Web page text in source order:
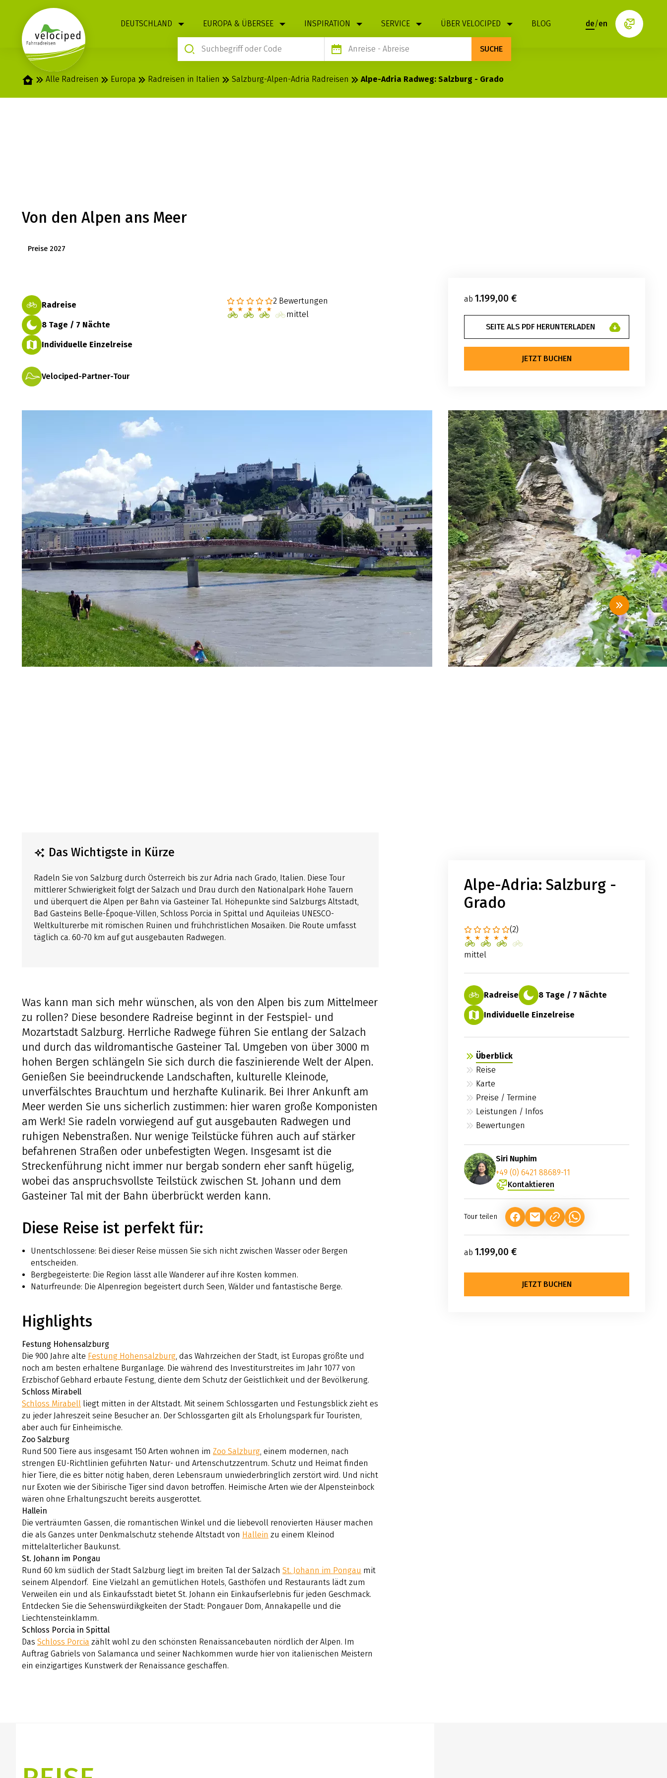
DEUTSCHLAND EUROPA & ÜBERSEE INSPIRATION SERVICE ÜBER VELOCIPED BLOG
Anreise - Abreise SUCHE
de/en
StartseiteAlle Radreisen Europa Radreisen in Italien Salzburg-Alpen-Adria Radreisen Alpe-Adria Radweg: Salzburg - Grado
Von den Alpen ans Meer
Preise 2027
Radreise
8 Tage / 7 Nächte
Individuelle Einzelreise
Velociped-Partner-Tour
2 Bewertungen
mittel
ab 1.199,00 €
SEITE ALS PDF HERUNTERLADEN
JETZT BUCHEN
Das Wichtigste in Kürze
Radeln Sie von Salzburg durch Österreich bis zur Adria nach Grado, Italien. Diese Tour
mittlerer Schwierigkeit folgt der Salzach und Drau durch den Nationalpark Hohe Tauern
und überquert die Alpen per Bahn via Gasteiner Tal. Höhepunkte sind Salzburgs Altstadt,
Bad Gasteins Belle-Époque-Villen, Schloss Porcia in Spittal und Aquileias UNESCO-
Weltkulturerbe mit römischen Ruinen und frühchristlichen Mosaiken. Die Route umfasst
täglich ca. 60-70 km auf gut ausgebauten Radwegen.
Was kann man sich mehr wünschen, als von den Alpen bis zum Mittelmeer
zu rollen? Diese besondere Radreise beginnt in der Festspiel- und
Mozartstadt Salzburg. Herrliche Radwege führen Sie entlang der Salzach
und durch das wildromantische Gasteiner Tal. Umgeben von über 3000 m
hohen Bergen schlängeln Sie sich durch die faszinierende Welt der Alpen.
Genießen Sie beeindruckende Landschaften, kulturelle Kleinode,
unverfälschtes Brauchtum und herzhafte Kulinarik. Bei Ihrer Ankunft am
Meer werden Sie uns sicherlich zustimmen: hier waren große Komponisten
am Werk! Sie radeln vorwiegend auf gut ausgebauten Radwegen und
ruhigen Nebenstraßen. Nur wenige Teilstücke führen auch auf stärker
befahrenen Straßen oder unbefestigten Wegen. Insgesamt ist die
Streckenführung nicht immer nur bergab sondern eher sanft hügelig,
wobei das anspruchsvollste Teilstück zwischen St. Johann und dem
Gasteiner Tal mit der Bahn überbrückt werden kann.
Diese Reise ist perfekt für:
Unentschlossene: Bei dieser Reise müssen Sie sich nicht zwischen Wasser oder Bergen
entscheiden.
Bergbegeisterte: Die Region lässt alle Wanderer auf ihre Kosten kommen.
Naturfreunde: Die Alpenregion begeistert durch Seen, Wälder und fantastische Berge.
Highlights
Festung Hohensalzburg
Die 900 Jahre alte Festung Hohensalzburg , das Wahrzeichen der Stadt, ist Europas größte und
noch am besten erhaltene Burganlage. Die während des Investiturstreites im Jahr 1077 von
Erzbischof Gebhard erbaute Festung, diente dem Schutz der Geistlichkeit und der Bevölkerung.
Schloss Mirabell
Schloss Mirabell liegt mitten in der Altstadt. Mit seinem Schlossgarten und Festungsblick zieht es
zu jeder Jahreszeit seine Besucher an. Der Schlossgarten gilt als Erholungspark für Touristen,
aber auch für Einheimische.
Zoo Salzburg
Rund 500 Tiere aus insgesamt 150 Arten wohnen imZoo Salzburg , einem modernen, nach
strengen EU-Richtlinien geführten Natur- und Artenschutzzentrum. Schutz und Heimat finden
hier Tiere, die es bitter nötig haben, deren Lebensraum unwiederbringlich zerstört wird. Und nicht
nur Exoten wie der Sibirische Tiger sind davon betroffen. Heimische Arten wie der Alpensteinbock
wären ohne Erhaltungszucht bereits ausgerottet.
Hallein
Die verträumten Gassen, die romantischen Winkel und die liebevoll renovierten Häuser machen
die als Ganzes unter Denkmalschutz stehende Altstadt von Hallein zu einem Kleinod
mittelalterlicher Baukunst.
St. Johann im Pongau
Rund 60 km südlich der Stadt Salzburg liegt im breiten Tal der SalzachSt. Johann im Pongau mit
seinem Alpendorf. Eine Vielzahl an gemütlichen Hotels, Gasthöfen und Restaurants lädt zum
Verweilen ein und als Einkaufsstadt bietet St. Johann ein Einkaufserlebnis für jeden Geschmack.
Entdecken Sie die Sehenswürdikgkeiten der Stadt: Pongauer Dom, Annakapelle und die
Liechtensteinklamm.
Schloss Porcia in Spittal
DasSchloss Porcia zählt wohl zu den schönsten Renaissancebauten nördlich der Alpen. Im
Auftrag Gabriels von Salamanca und seiner Nachkommen wurde hier von italienischen Meistern
ein einzigartiges Kunstwerk der Renaissance geschaffen.
Alpe-Adria: Salzburg -
Grado
(2)
mittel
Radreise 8 Tage / 7 Nächte
Individuelle Einzelreise
Überblick
Reise
Karte
Preise / Termine
Leistungen / Infos
Bewertungen
Siri Nuphim
+49 (0) 6421 88689-11
Kontaktieren
Tour teilen (LINK ÖFFNET IN NEUEM TAB)
(LINK ÖFFNET IN NEUEM TAB)
(LINK ÖFFNET IN NEUEM
ab 1.199,00 €
JETZT BUCHEN